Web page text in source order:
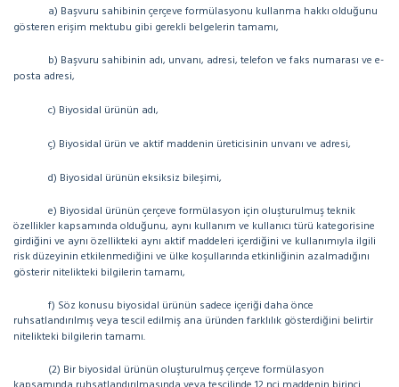
a) Başvuru sahibinin çerçeve formülasyonu kullanma hakkı olduğunu
gösteren erişim mektubu gibi gerekli belgelerin tamamı,
b) Başvuru sahibinin adı, unvanı, adresi, telefon ve faks numarası ve e-
posta adresi,
c) Biyosidal ürünün adı,
ç) Biyosidal ürün ve aktif maddenin üreticisinin unvanı ve adresi,
d) Biyosidal ürünün eksiksiz bileşimi,
e) Biyosidal ürünün çerçeve formülasyon için oluşturulmuş teknik
özellikler kapsamında olduğunu, aynı kullanım ve kullanıcı türü kategorisine
girdiğini ve aynı özellikteki aynı aktif maddeleri içerdiğini ve kullanımıyla ilgili
risk düzeyinin etkilenmediğini ve ülke koşullarında etkinliğinin azalmadığını
gösterir nitelikteki bilgilerin tamamı,
f) Söz konusu biyosidal ürünün sadece içeriği daha önce
ruhsatlandırılmış veya tescil edilmiş ana üründen farklılık gösterdiğini belirtir
nitelikteki bilgilerin tamamı.
(2) Bir biyosidal ürünün oluşturulmuş çerçeve formülasyon